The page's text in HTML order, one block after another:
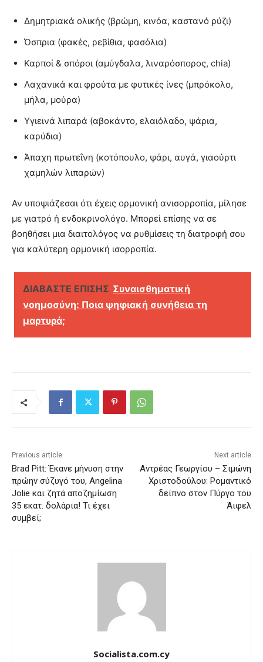
Δημητριακά ολικής (βρώμη, κινόα, καστανό ρύζι)
Όσπρια (φακές, ρεβίθια, φασόλια)
Καρποί & σπόροι (αμύγδαλα, λιναρόσπορος, chia)
Λαχανικά και φρούτα με φυτικές ίνες (μπρόκολο,
μήλα, μούρα)
Υγιεινά λιπαρά (αβοκάντο, ελαιόλαδο, ψάρια,
καρύδια)
Άπαχη πρωτεΐνη (κοτόπουλο, ψάρι, αυγά, γιαούρτι
χαμηλών λιπαρών)
Αν υποψιάζεσαι ότι έχεις ορμονική ανισορροπία, μίλησε
με γιατρό ή ενδοκρινολόγο. Μπορεί επίσης να σε
βοηθήσει μια διαιτολόγος να ρυθμίσεις τη διατροφή σου
για καλύτερη ορμονική ισορροπία.
ΔΙΑΒΑΣΤΕ ΕΠΙΣΗΣ Συναισθηματική
νοημοσύνη: Ποια ψηφιακή συνήθεια τη
μαρτυρά;
Previous article
Brad Pitt: Έκανε μήνυση στην
πρώην σύζυγό του, Angelina
Jolie και ζητά αποζημίωση
35 εκατ. δολάρια! Τι έχει
συμβεί;
Next article
Αντρέας Γεωργίου – Σιμώνη
Χριστοδούλου: Ρομαντικό
δείπνο στον Πύργο του
Άιφελ
Socialista.com.cy